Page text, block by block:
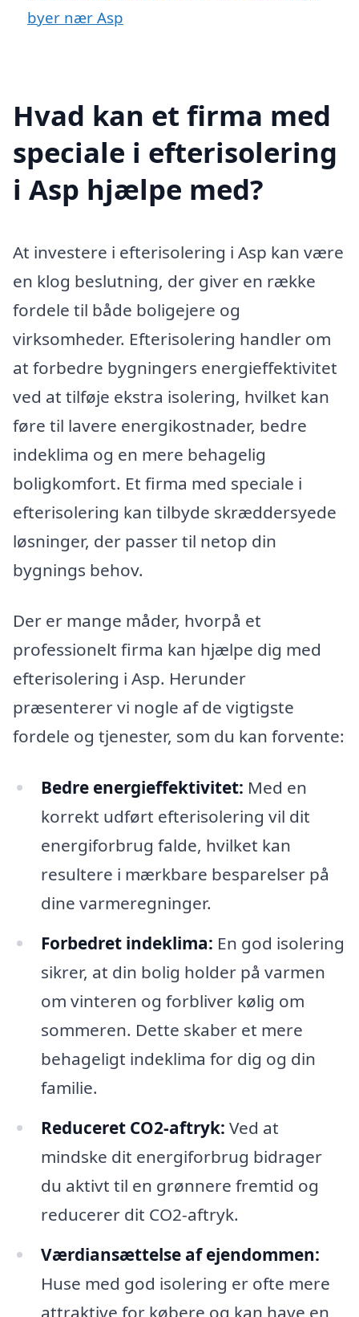
byer nær Asp
Hvad kan et firma med
speciale i efterisolering
i Asp hjælpe med?
At investere i efterisolering i Asp kan være
en klog beslutning, der giver en række
fordele til både boligejere og
virksomheder. Efterisolering handler om
at forbedre bygningers energieffektivitet
ved at tilføje ekstra isolering, hvilket kan
føre til lavere energikostnader, bedre
indeklima og en mere behagelig
boligkomfort. Et firma med speciale i
efterisolering kan tilbyde skræddersyede
løsninger, der passer til netop din
bygnings behov.
Der er mange måder, hvorpå et
professionelt firma kan hjælpe dig med
efterisolering i Asp. Herunder
præsenterer vi nogle af de vigtigste
fordele og tjenester, som du kan forvente:
Bedre energieffektivitet: Med en
korrekt udført efterisolering vil dit
energiforbrug falde, hvilket kan
resultere i mærkbare besparelser på
dine varmeregninger.
Forbedret indeklima: En god isolering
sikrer, at din bolig holder på varmen
om vinteren og forbliver kølig om
sommeren. Dette skaber et mere
behageligt indeklima for dig og din
familie.
Reduceret CO2-aftryk: Ved at
mindske dit energiforbrug bidrager
du aktivt til en grønnere fremtid og
reducerer dit CO2-aftryk.
Værdiansættelse af ejendommen:
Huse med god isolering er ofte mere
attraktive for købere og kan have en